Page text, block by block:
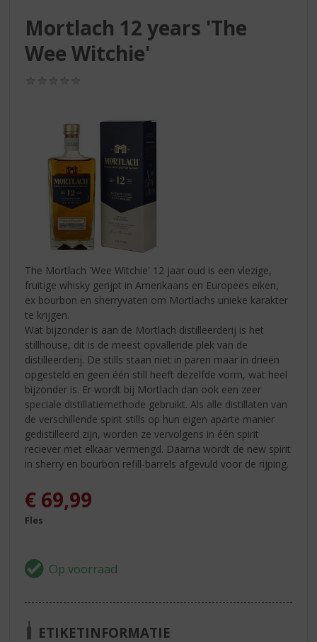
Mortlach 12 years 'The
Wee Witchie'
The Mortlach 'Wee Witchie' 12 jaar oud is een vlezige,
fruitige whisky gerijpt in Amerikaans en Europees eiken,
ex bourbon en sherryvaten om Mortlachs unieke karakter
te krijgen.
Wat bijzonder is aan de Mortlach distilleerderij is het
stillhouse, dit is de meest opvallende plek van de
distilleerderij. De stills staan niet in paren maar in drieën
opgesteld en geen één still heeft dezelfde vorm, wat heel
bijzonder is. Er wordt bij Mortlach dan ook een zeer
speciale distillatiemethode gebruikt. Als alle distillaten van
de verschillende spirit stills op hun eigen aparte manier
gedistilleerd zijn, worden ze vervolgens in één spirit
reciever met elkaar vermengd. Daarna wordt de new spirit
in sherry en bourbon refill-barrels afgevuld voor de rijping.
€ 69,99
Fles
ETIKETINFORMATIE